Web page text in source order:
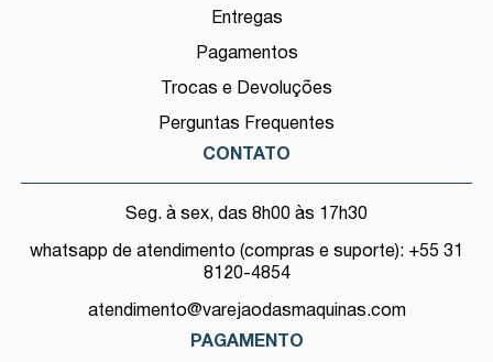
Entregas
Pagamentos
Trocas e Devoluções
Perguntas Frequentes
CONTATO
Seg. à sex, das 8h00 às 17h30
whatsapp de atendimento (compras e suporte): +55 31
8120-4854
atendimento@varejaodasmaquinas.com
PAGAMENTO